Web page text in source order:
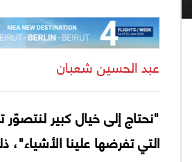
عبد الحسين شعبان
"نحتاج إلى خيال كبير
التي تفرضها علينا الأشياء"،